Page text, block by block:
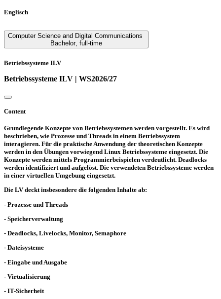
Englisch
Computer Science and Digital Communications
Bachelor, full-time
Betriebssysteme ILV
Betriebssysteme ILV | WS2026/27
Content
Grundlegende Konzepte von Betriebssystemen werden vorgestellt. Es wird
beschrieben, wie Prozesse und Threads in einem Betriebssystem
interagieren. Für die praktische Anwendung der theoretischen Konzepte
werden in den Übungen vorwiegend Linux Betriebssysteme eingesetzt. Die
Konzepte werden mittels Programmierbeispielen verdeutlicht. Deadlocks
werden identifiziert und aufgelöst. Die verwendeten Betriebssysteme werden
in einer virtuellen Umgebung eingesetzt.
Die LV deckt insbesondere die folgenden Inhalte ab:
- Prozesse und Threads
- Speicherverwaltung
- Deadlocks, Livelocks, Monitor, Semaphore
- Dateisysteme
- Eingabe und Ausgabe
- Virtualisierung
- IT-Sicherheit